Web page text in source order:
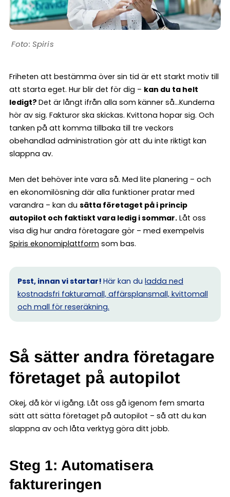
Spiris
Friheten att bestämma över sin tid är ett starkt motiv till
att starta eget. Hur blir det för dig – kan du ta helt
ledigt? Det är långt ifrån alla som känner så…Kunderna
hör av sig. Fakturor ska skickas. Kvittona hopar sig. Och
tanken på att komma tillbaka till tre veckors
obehandlad administration gör att du inte riktigt kan
slappna av.
Men det behöver inte vara så. Med lite planering – och
en ekonomilösning där alla funktioner pratar med
varandra – kan du sätta företaget på i princip
autopilot och faktiskt vara ledig i sommar. Låt oss
visa dig hur andra företagare gör – med exempelvis
Spiris ekonomiplattform som bas.
Psst, innan vi startar! Här kan du ladda ned
kostnadsfri fakturamall, affärsplansmall, kvittomall
och mall för reseräkning.
Så sätter andra företagare
företaget på autopilot
Okej, då kör vi igång. Låt oss gå igenom fem smarta
sätt att sätta företaget på autopilot – så att du kan
slappna av och låta verktyg göra ditt jobb.
Steg 1: Automatisera
faktureringen